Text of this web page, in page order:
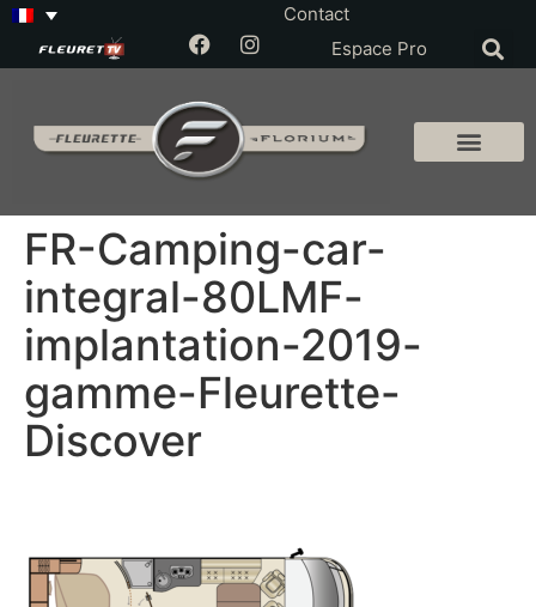
Contact
Espace Pro
FR-Camping-car-
integral-80LMF-
implantation-2019-
gamme-Fleurette-
Discover